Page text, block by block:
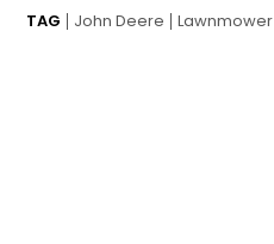
TAG John Deere Lawnmower